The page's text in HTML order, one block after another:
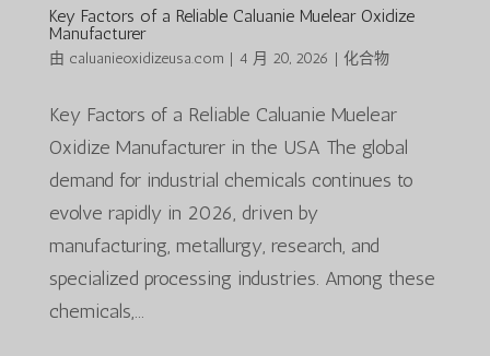
Key Factors of a Reliable Caluanie Muelear Oxidize
Manufacturer
由 caluanieoxidizeusa.com | 4 月 20, 2026 | 化合物
Key Factors of a Reliable Caluanie Muelear
Oxidize Manufacturer in the USA The global
demand for industrial chemicals continues to
evolve rapidly in 2026, driven by
manufacturing, metallurgy, research, and
specialized processing industries. Among these
chemicals,...